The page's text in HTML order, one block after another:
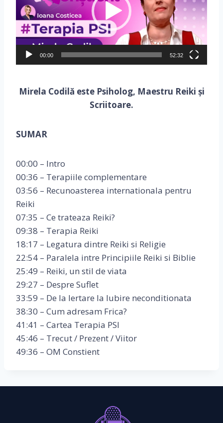
e
v
o
00:00 52:32
Mirela Codilă este Psiholog, Maestru Reiki și
Scriitoare.
SUMAR
00:00 – Intro
00:36 – Terapiile complementare
03:56 – Recunoasterea internationala pentru
Reiki
07:35 – Ce trateaza Reiki?
09:38 – Terapia Reiki
18:17 – Legatura dintre Reiki si Religie
22:54 – Paralela intre Principiile Reiki si Biblie
25:49 – Reiki, un stil de viata
29:27 – Despre Suflet
33:59 – De la Iertare la Iubire neconditionata
38:30 – Cum adresam Frica?
41:41 – Cartea Terapia PSI
45:46 – Trecut / Prezent / Viitor
49:36 – OM Constient